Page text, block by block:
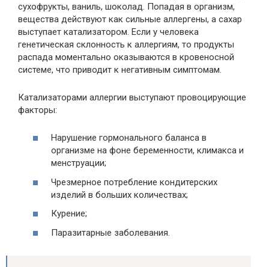
сухофрукты, ваниль, шоколад. Попадая в организм,
вещества действуют как сильные аллергены, а сахар
выступает катализатором. Если у человека
генетическая склонность к аллергиям, то продукты
распада моментально оказываются в кровеносной
системе, что приводит к негативным симптомам.
Катализаторами аллергии выступают провоцирующие
факторы:
Нарушение гормонального баланса в
организме на фоне беременности, климакса и
менструации;
Чрезмерное потребление кондитерских
изделий в больших количествах;
Курение;
Паразитарные заболевания.